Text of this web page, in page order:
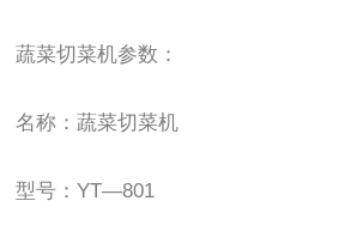
蔬菜切菜机参数：
名称：蔬菜切菜机
型号：YT—801